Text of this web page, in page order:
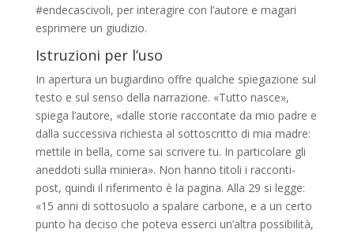
#endecasci­voli, per interagire con l’autore e magari
esprimere un giudizio.
Istruzioni per l’uso
In apertura un bugiardino offre qualche spiegazione sul
testo e sul senso della narra­zione. «Tutto nasce»,
spiega l’autore, «dalle storie raccontate da mio padre e
dalla suc­cessiva richiesta al sottoscritto di mia madre:
mettile in bella, come sai scrivere tu. In par­ticolare gli
aneddoti sulla miniera». Non han­no titoli i racconti-
post, quindi il riferimen­to è la pagina. Alla 29 si legge:
«15 anni di sot­tosuolo a spalare carbone, e a un certo
punto ha deciso che poteva esserci un’altra possi­bilità,